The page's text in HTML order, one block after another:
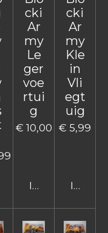
cki
Ar
my
Le
ger
voe
rtui
g
€ 10,00
In
cki
Ar
my
Kle
in
Vli
egt
uig
€ 5,99
In